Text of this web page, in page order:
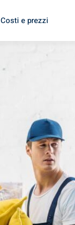
Costi e prezzi